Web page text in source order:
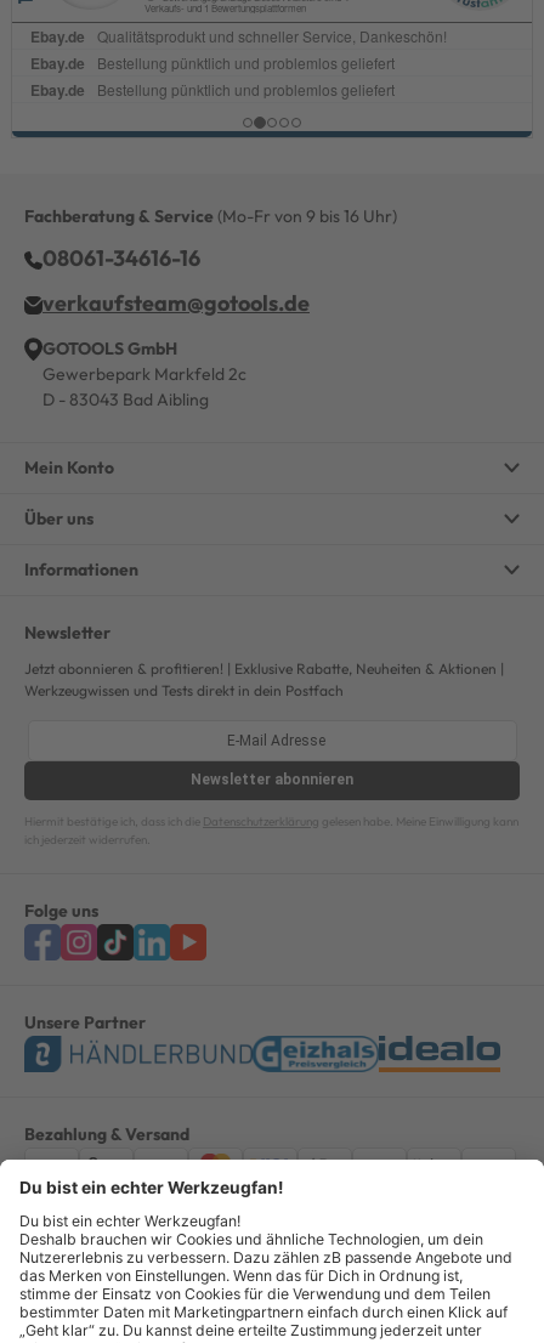
Fachberatung & Service (Mo-Fr von 9 bis 16 Uhr)
08061-34616-16
verkaufsteam@gotools.de
GOTOOLS GmbH
Gewerbepark Markfeld 2c
D - 83043 Bad Aibling
Mein Konto
Über uns
Informationen
Newsletter
Jetzt abonnieren & profitieren! | Exklusive Rabatte, Neuheiten & Aktionen |
Werkzeugwissen und Tests direkt in dein Postfach
Newsletter abonnieren
Hiermit bestätige ich, dass ich die Datenschutzerklärung gelesen habe. Meine Einwilligung kann
ich jederzeit widerrufen.
Folge uns
Unsere Partner
Bezahlung & Versand
ImpressumAGBDatenschutzWiderruf Vertrag widerrufen
Alle Preise verstehen sich inkl. ges. MwSt. *Kostenloser Versand innerhalb
Deutschlands, bei Bestellungen ab 100,00 Euro.
© Copyright 2026 GOTOOLS GmbH - Alle Rechte vorbehalten. powered by